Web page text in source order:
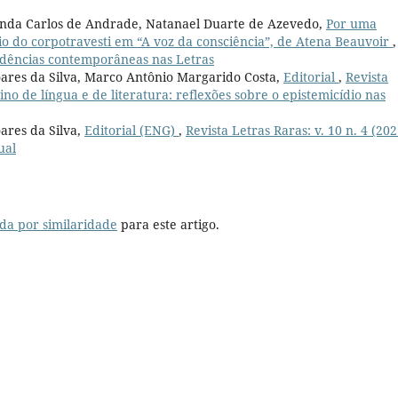
Carlos de Andrade, Natanael Duarte de Azevedo, Por uma
do corpotravesti em “A voz da consciência”, de Atena Beauvoir ,
contemporâneas nas Letras
da Silva, Marco Antônio Margarido Costa, Editorial , Revista
de língua e de literatura: reflexões sobre o epistemicídio nas
da Silva, Editorial (ENG) , Revista Letras Raras: v. 10 n. 4
por similaridade para este artigo.